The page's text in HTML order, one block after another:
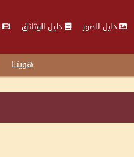
دليل الصور دليل الوثائق
هويتنا